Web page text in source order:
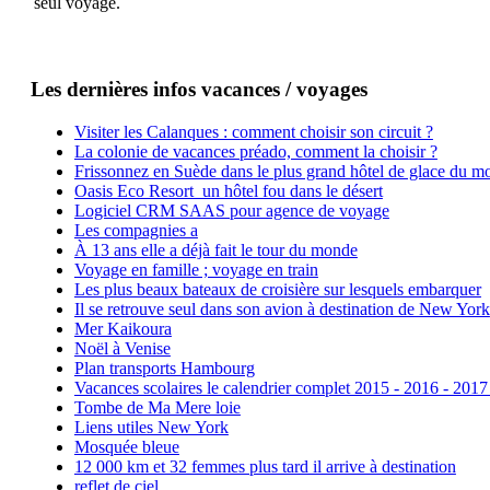
Les dernières infos vacances / voyages
Visiter les Calanques : comment choisir son circuit ?
La colonie de vacances préado, comment la choisir ?
Frissonnez en Suède dans le plus grand hôtel de glace du
Oasis Eco Resort un hôtel fou dans le désert
Logiciel CRM SAAS pour agence de voyage
Les compagnies a
À 13 ans elle a déjà fait le tour du monde
Voyage en famille ; voyage en train
Les plus beaux bateaux de croisière sur lesquels embarquer
Il se retrouve seul dans son avion à destination de New York
Mer Kaikoura
Noël à Venise
Plan transports Hambourg
Vacances scolaires le calendrier complet 2015 - 2016 -
Tombe de Ma Mere loie
Liens utiles New York
Mosquée bleue
12 000 km et 32 femmes plus tard il arrive à destination
reflet de ciel